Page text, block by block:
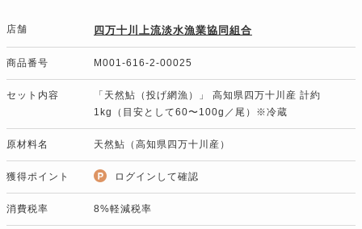
店舗 四万十川上流淡水漁業協同組合
商品番号 M001-616-2-00025
セット内容
「天然鮎（投げ網漁）」 高知県四万十川産 計約
1kg（目安として60〜100g／尾）※冷蔵
原材料名 天然鮎（高知県四万十川産）
獲得ポイント ログインして確認
消費税率 8%軽減税率